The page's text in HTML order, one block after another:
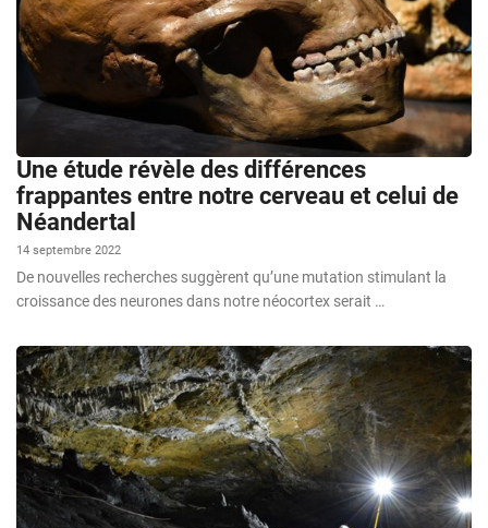
Une étude révèle des différences
frappantes entre notre cerveau et celui de
Néandertal
14 septembre 2022
De nouvelles recherches suggèrent qu’une mutation stimulant la
croissance des neurones dans notre néocortex serait …